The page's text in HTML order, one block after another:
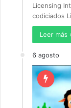
Licensing
codiciados
Leer más
6 agosto